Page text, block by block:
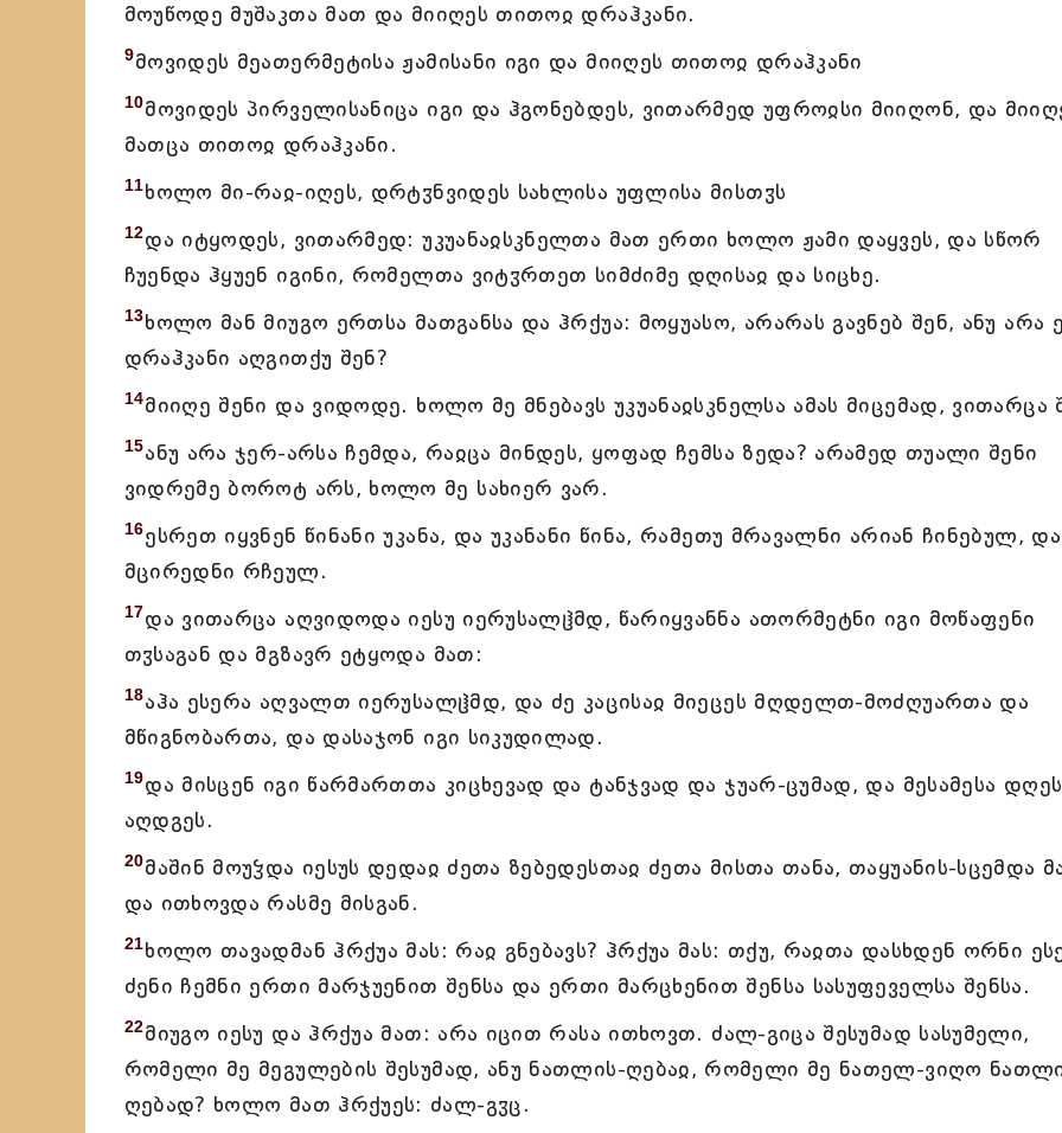
მოუწოდე მუშაკთა მათ და მიიღეს თითოჲ დრაჰკანი.
9მოვიდეს მეათერმეტისა ჟამისანი იგი და მიიღეს თითოჲ დრაჰკანი
10მოვიდეს პირველისანიცა იგი და ჰგონებდეს, ვითარმედ უფროჲსი მიიღონ, და
მათცა თითოჲ დრაჰკანი.
11ხოლო მი-რაჲ-იღეს, დრტჳნვიდეს სახლისა უფლისა მისთჳს
12და იტყოდეს, ვითარმედ: უკუანაჲსკნელთა მათ ერთი ხოლო ჟამი დაყვეს, და სწორ
ჩუენდა ჰყუენ იგინი, რომელთა ვიტჳრთეთ სიმძიმე დღისაჲ და სიცხე.
13ხოლო მან მიუგო ერთსა მათგანსა და ჰრქუა: მოყუასო, არარას გავნებ შენ, ანუ არა
დრაჰკანი აღგითქუ შენ?
14მიიღე შენი და ვიდოდე. ხოლო მე მნებავს უკუანაჲსკნელსა ამას მიცემად, ვითარცა
15ანუ არა ჯერ-არსა ჩემდა, რაჲცა მინდეს, ყოფად ჩემსა ზედა? არამედ თუალი შენი
ვიდრემე ბოროტ არს, ხოლო მე სახიერ ვარ.
16ესრეთ იყვნენ წინანი უკანა, და უკანანი წინა, რამეთუ მრავალნი არიან ჩინებულ, და
მცირედნი რჩეულ.
17და ვითარცა აღვიდოდა იესუ იერუსალჱმდ, წარიყვანნა ათორმეტნი იგი მოწაფენი
თჳსაგან და მგზავრ ეტყოდა მათ:
18აჰა ესერა აღვალთ იერუსალჱმდ, და ძე კაცისაჲ მიეცეს მღდელთ-მოძღუართა და
მწიგნობართა, და დასაჯონ იგი სიკუდილად.
19და მისცენ იგი წარმართთა კიცხევად და ტანჯვად და ჯუარ-ცუმად, და მესამესა
აღდგეს.
20მაშინ მოუჴდა იესუს დედაჲ ძეთა ზებედესთაჲ ძეთა მისთა თანა, თაყუანის-სცემდა
და ითხოვდა რასმე მისგან.
21ხოლო თავადმან ჰრქუა მას: რაჲ გნებავს? ჰრქუა მას: თქუ, რაჲთა დასხდენ ორნი
ძენი ჩემნი ერთი მარჯუენით შენსა და ერთი მარცხენით შენსა სასუფეველსა შენსა.
22მიუგო იესუ და ჰრქუა მათ: არა იცით რასა ითხოვთ. ძალ-გიცა შესუმად სასუმელი,
რომელი მე მეგულების შესუმად, ანუ ნათლის-ღებაჲ, რომელი მე ნათელ-ვიღო
ღებად? ხოლო მათ ჰრქუეს: ძალ-გჳც.